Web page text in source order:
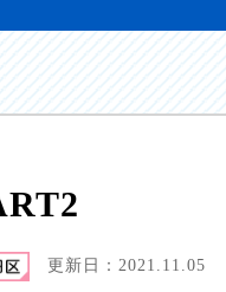
更新日：2021.11.05